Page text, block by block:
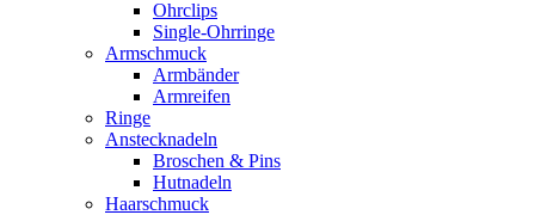
Ohrclips
Single-Ohrringe
Armschmuck
Armbänder
Armreifen
Ringe
Anstecknadeln
Broschen & Pins
Hutnadeln
Haarschmuck